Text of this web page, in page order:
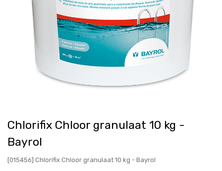
Chlorifix Chloor granulaat 10 kg -
Bayrol
[015456] Chlorifix Chloor granulaat 10 kg - Bayrol